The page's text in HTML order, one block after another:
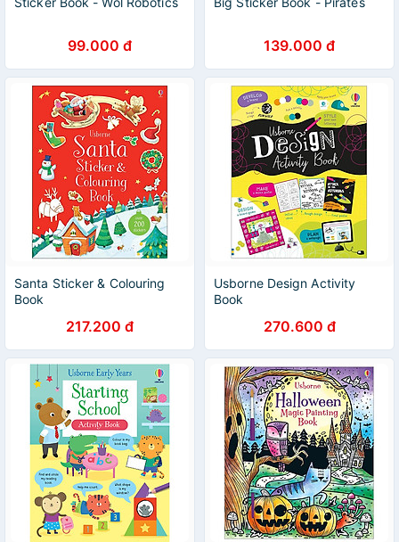
99.000 đ 139.000 đ
Santa Sticker & Colouring
Book
217.200 đ
Usborne Design Activity
Book
270.600 đ